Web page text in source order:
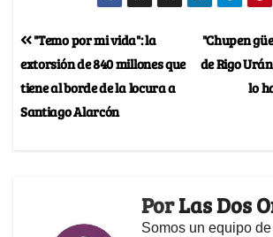
"Chupen
de Rigo
lo
"Temo por mi vida": la
extorsión de 840 millones que
tiene al borde de la locura a
Santiago Alarcón
PorLas Dos
Somos un equipo